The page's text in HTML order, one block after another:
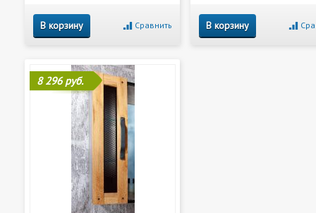
В корзину Сравнить В корзину
8 296 руб.